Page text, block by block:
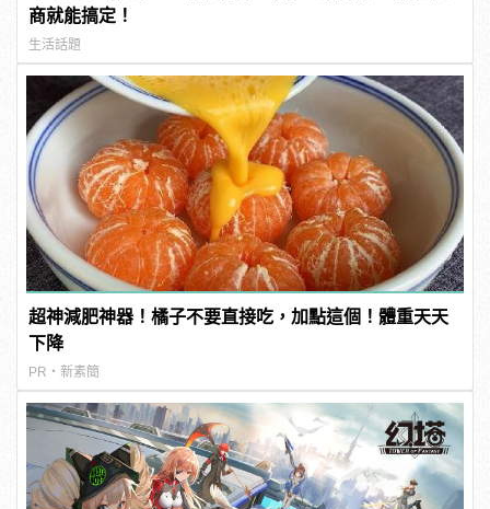
商就能搞定！
生活話題
超神減肥神器！橘子不要直接吃，加點這個！體重天天
下降
PR・新素簡